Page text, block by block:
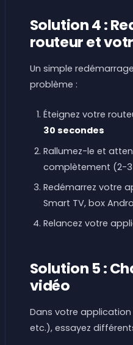
Solution 4 :
routeur et
Un simple
problème :
Éteignez votre
30 secondes
Rallumez-le et
complètement (2-
Redémarrez votre
Smart TV, box
Relancez votre
Solution 5 :
vidéo
Dans votre application
etc.), essayez